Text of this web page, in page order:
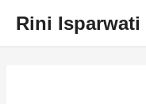
content
Rini Isparwati